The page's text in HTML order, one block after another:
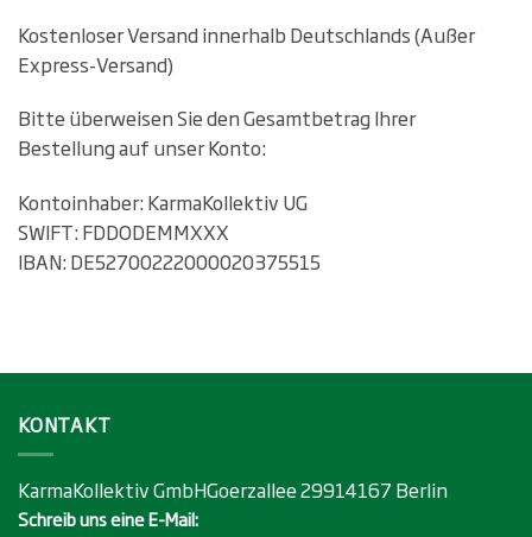
Kostenloser Versand innerhalb Deutschlands (Außer
Express-Versand)
Bitte überweisen Sie den Gesamtbetrag Ihrer
Bestellung auf unser Konto:
Kontoinhaber: KarmaKollektiv UG
SWIFT: FDDODEMMXXX
IBAN: DE52700222000020375515
KONTAKT
KarmaKollektiv GmbHGoerzallee 29914167 Berlin
Schreib uns eine E-Mail: